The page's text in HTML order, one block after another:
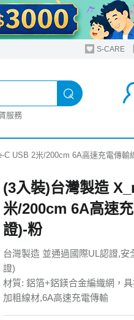
S-CARE
服務
C USB 2米/200cm 6A高速充電傳輸
(3入裝)台灣製造
米/200cm 6A高速
證)-粉
台灣製造 並通過國際UL認證,
證)
材質: 鋁箔+鋁鎂合金編織網，具
加粗線材,6A高速充電傳輸